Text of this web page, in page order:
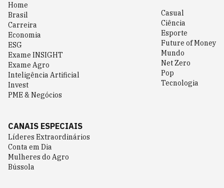
Home
Brasil
Carreira
Economia
ESG
Exame INSIGHT
Exame Agro
Inteligência Artificial
Invest
PME & Negócios
Casual
Ciência
Esporte
Future of Money
Mundo
Net Zero
Pop
Tecnologia
CANAIS ESPECIAIS
Líderes Extraordinários
Conta em Dia
Mulheres do Agro
Bússola